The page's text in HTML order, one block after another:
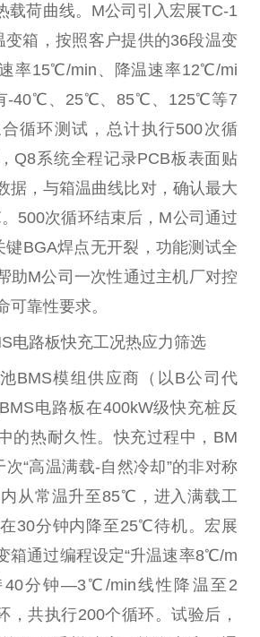
载荷曲线。M公司引入宏展TC-1
变箱，按照客户提供的36段温变
率15℃/min、降温速率12℃/mi
-40℃、25℃、85℃、125℃等7
循环测试，总计执行500次循
Q8系统全程记录PCB板表面贴
据，与箱温曲线比对，确认最大
500次循环结束后，M公司通过
键BGA焊点无开裂，功能测试全
助M公司一次性通过主机厂对控
可靠性要求。
电路板快充工况热应力筛选
BMS模组供应商（以B公司代
电路板在400kW级快充桩反
的热耐久性。快充过程中，BM
“高温满载-自然冷却”的非对称
从常温升至85℃，进入满载工
30分钟内降至25℃待机。宏展
箱通过编程设定“升温速率8℃/m
分钟—3℃/min线性降温至2
，共执行200个循环。试验后，